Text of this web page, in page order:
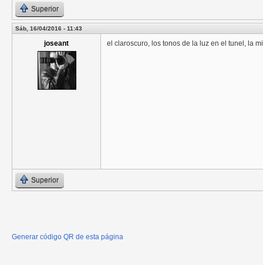
Superior
Sáb, 16/04/2016 - 11:43
joseant el claroscuro, los tonos de la luz en el tunel, la
Superior
Generar código QR de esta página